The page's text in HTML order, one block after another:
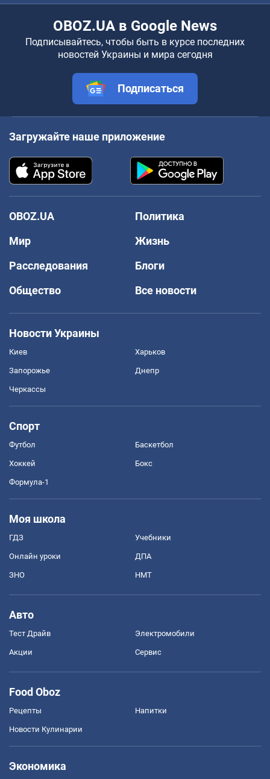
OBOZ.UA в Google News
Подписывайтесь, чтобы быть в курсе последних
новостей Украины и мира сегодня
Подписаться
Загружайте наше приложение
OBOZ.UA
Политика
Мир
Жизнь
Расследования
Блоги
Общество
Все новости
Новости Украины
Киев Харьков
Запорожье Днепр
Черкассы
Спорт
Футбол Баскетбол
Хоккей Бокс
Формула-1
Моя школа
ГДЗ Учебники
Онлайн уроки ДПА
ЗНО НМТ
Авто
Тест Драйв Электромобили
Акции Сервис
Food Oboz
Рецепты Напитки
Новости Кулинарии
Экономика